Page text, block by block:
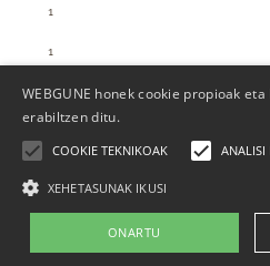
1
1
ZTH-REN KOPURUAK
WEBGUNE honek cookie propioak
erabiltzen ditu.
COOKIE TEKNIKOAK ANALISI
XEHETASUNAK IKUSI
ONARTU